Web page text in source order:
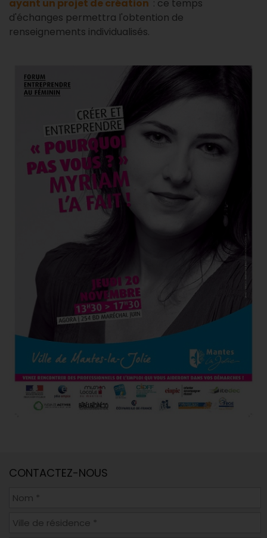
ayant un projet de création : ce temps
d'échanges permettra l'obtention de
renseignements individualisés.
CONTACTEZ-NOUS